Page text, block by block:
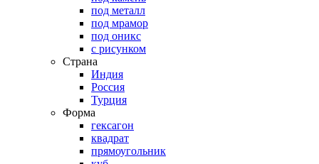
под металл
под мрамор
под оникс
с рисунком
Страна
Индия
Россия
Турция
Форма
гексагон
квадрат
прямоугольник